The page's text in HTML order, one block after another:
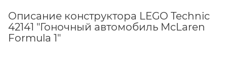
Описание конструктора LEGO Technic
42141 "Гоночный автомобиль McLaren
Formula 1"